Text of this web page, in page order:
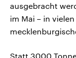
ausgebracht
im Mai – in
Statt 3000